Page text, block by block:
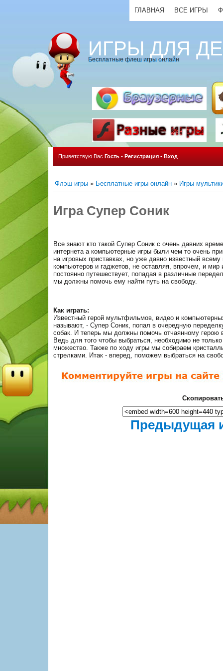
ГЛАВНАЯ ВСЕ ИГРЫ
ИГРЫ ДЛЯ
Бесплатные флеш игры онлайн
Приветствую Вас Гость • Регистрация • Вход
Флэш игры » Бесплатные игры онлайн » Игры
Игра Супер Соник
Все знают кто такой Супер Соник с очень давних
интернета а компьютерные игры были чем то очень
на игровых приставках, но уже давно известный
компьютеров и гаджетов, не оставляя, впрочем, и мир
постоянно путешествует, попадая в различные
мы должны помочь ему найти путь на свободу.
Как играть:
Известный герой мультфильмов, видео и
называют, - Супер Соник, попал в очередную
собак. И теперь мы должны помочь отчаянному
Ведь для того чтобы выбраться, необходимо не
множество. Также по ходу игры мы собираем
стрелками. Итак - вперед, поможем выбраться на
Предыдущая